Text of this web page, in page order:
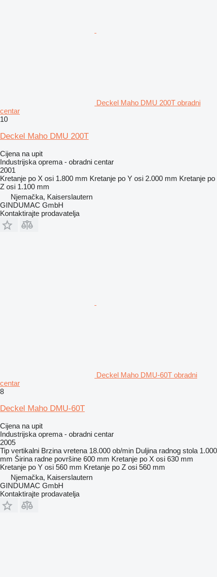
Deckel Maho DMU 200T obradni
centar
10
Deckel Maho DMU 200T
Cijena na upit
Industrijska oprema - obradni centar
2001
Kretanje po X osi 1.800 mm Kretanje po Y osi 2.000 mm Kretanje po
Z osi 1.100 mm
Njemačka, Kaiserslautern
GINDUMAC GmbH
Kontaktirajte prodavatelja
Deckel Maho DMU-60T obradni
centar
8
Deckel Maho DMU-60T
Cijena na upit
Industrijska oprema - obradni centar
2005
Tip vertikalni Brzina vretena 18.000 ob/min Duljina radnog stola 1.000
mm Širina radne površine 600 mm Kretanje po X osi 630 mm
Kretanje po Y osi 560 mm Kretanje po Z osi 560 mm
Njemačka, Kaiserslautern
GINDUMAC GmbH
Kontaktirajte prodavatelja